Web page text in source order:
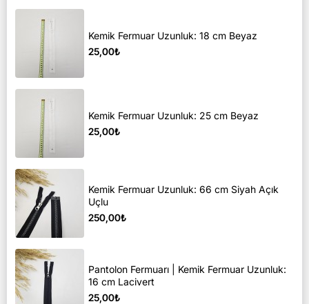
Kemik Fermuar Uzunluk: 18 cm Beyaz
25,00₺
Kemik Fermuar Uzunluk: 25 cm Beyaz
25,00₺
Kemik Fermuar Uzunluk: 66 cm Siyah Açık
Uçlu
250,00₺
Pantolon Fermuarı | Kemik Fermuar Uzunluk:
16 cm Lacivert
25,00₺